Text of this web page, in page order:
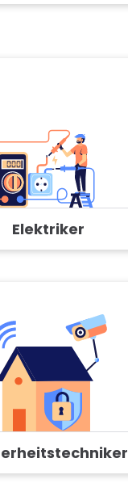
Elektriker